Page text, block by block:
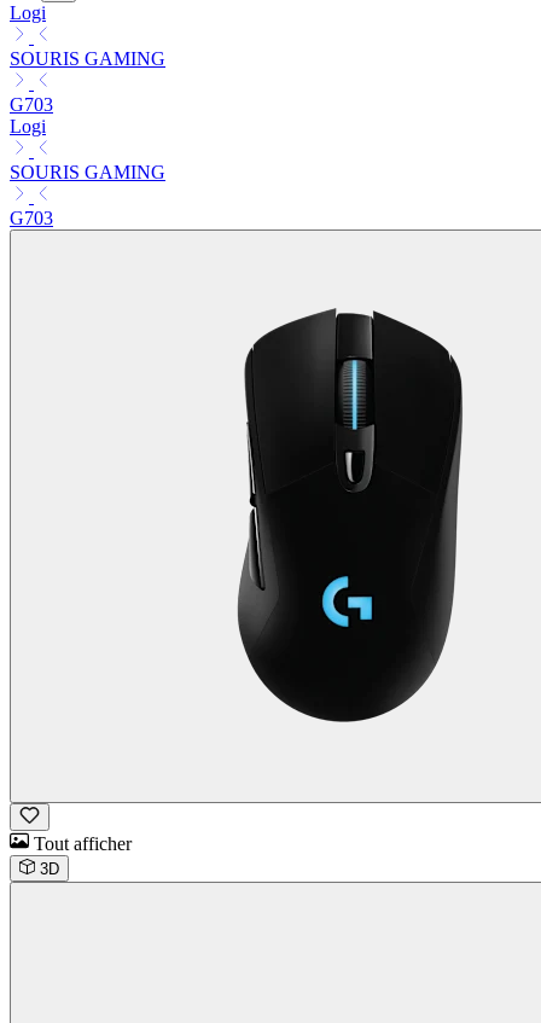
Logi
SOURIS GAMING
G703
Logi
SOURIS GAMING
G703
Tout afficher
3D